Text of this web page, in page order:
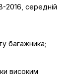
2016, середній
багажника;
високим